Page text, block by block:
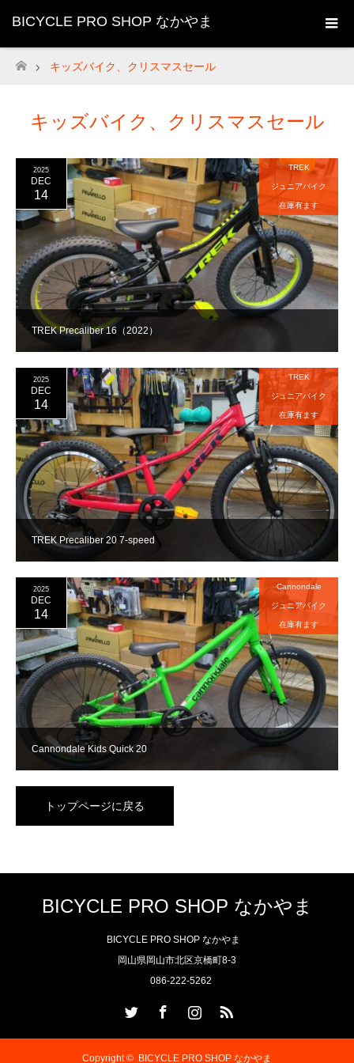
BICYCLE PRO SHOP なかやま
ホーム
キッズバイク、クリスマスセール
キッズバイク、クリスマスセール
TREK Precaliber 16（2022）
2025
DEC
14
TREK
ジュニアバイク
在庫有ます
TREK Precaliber 20 7-speed
2025
DEC
14
TREK
ジュニアバイク
在庫有ます
Cannondale Kids Quick 20
2025
DEC
14
Cannondale
ジュニアバイク
在庫有ます
トップページに戻る
BICYCLE PRO SHOP なかやま
BICYCLE PRO SHOP なかやま
岡山県岡山市北区京橋町8-3
086-222-5262
Copyright © BICYCLE PRO SHOP なかやま